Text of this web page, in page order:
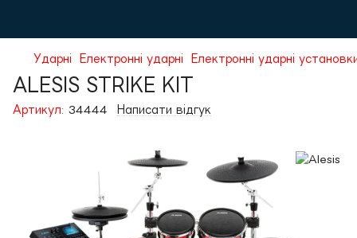
Ударні Електронні ударні Електронні ударні
ALESIS STRIKE KIT
Артикул: 34444 Написати відгук